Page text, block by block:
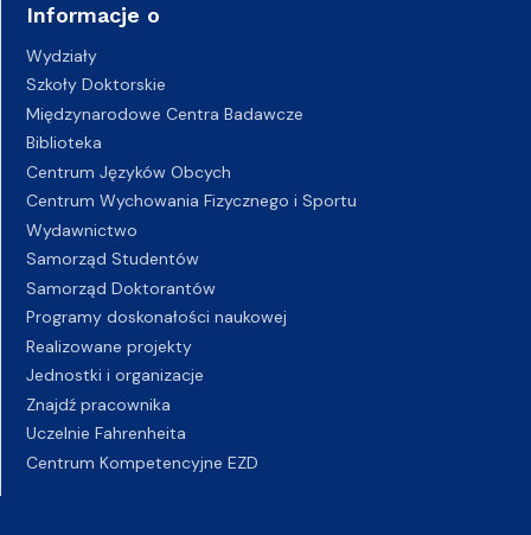
Informacje o
Wydziały
Szkoły Doktorskie
Międzynarodowe Centra Badawcze
Biblioteka
Centrum Języków Obcych
Centrum Wychowania Fizycznego i Sportu
Wydawnictwo
Samorząd Studentów
Samorząd Doktorantów
Programy doskonałości naukowej
Realizowane projekty
Jednostki i organizacje
Znajdź pracownika
Uczelnie Fahrenheita
Centrum Kompetencyjne EZD